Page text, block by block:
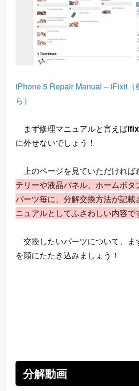
iPhone 5 Repair Manual – iFixit
ら）
まず修理マニュアルと言えば
に外せないでしょう！
上のページを見ていただければ
テリーや液晶パネル、ホームボ
パーツ毎に、分解交換方法が記載
ニュアルとしてふさわしい内容で
交換したいパーツについて、ま
を頭にたたき込みましょう！
分解動画